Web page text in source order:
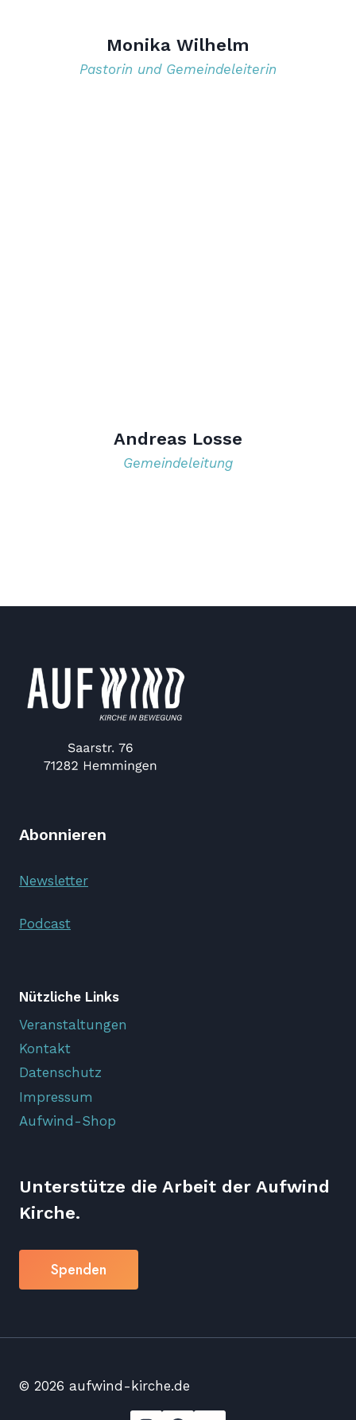
Monika Wilhelm
Pastorin und Gemeindeleiterin
Andreas Losse
Gemeindeleitung
Abonnieren
Newsletter
Podcast
Nützliche Links
Veranstaltungen
Kontakt
Datenschutz
Impressum
Aufwind-Shop
Unterstütze die Arbeit der Aufwind
Kirche.
Spenden
© 2026 aufwind-kirche.de